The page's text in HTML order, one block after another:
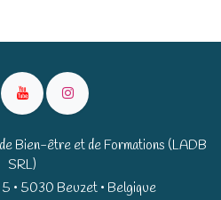
Bien-être et de Formations (LADB
SRL)
• 5030 Beuzet • Belgique​​